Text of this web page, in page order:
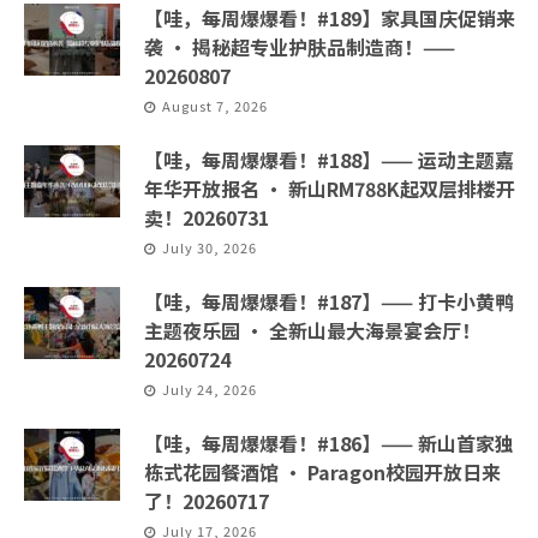
【哇，每周爆爆看！#189】家具国庆促销来
袭 · 揭秘超专业护肤品制造商！——
20260807
August 7, 2026
【哇，每周爆爆看！#188】—— 运动主题嘉
年华开放报名 · 新山RM788K起双层排楼开
卖！20260731
July 30, 2026
【哇，每周爆爆看！#187】—— 打卡小黄鸭
主题夜乐园 · 全新山最大海景宴会厅！
20260724
July 24, 2026
【哇，每周爆爆看！#186】—— 新山首家独
栋式花园餐酒馆 · Paragon校园开放日来
了！20260717
July 17, 2026